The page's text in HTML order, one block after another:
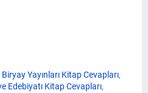
Yayınları Kitap Cevapları
Edebiyatı Kitap Cevapları